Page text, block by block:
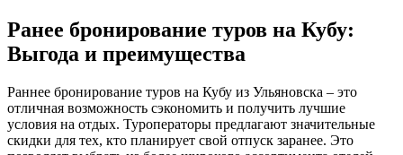
Ранее бронирование туров на Кубу:
Выгода и преимущества
Раннее бронирование туров на Кубу из Ульяновска – это
отличная возможность сэкономить и получить лучшие
условия на отдых. Туроператоры предлагают значительные
скидки для тех, кто планирует свой отпуск заранее. Это